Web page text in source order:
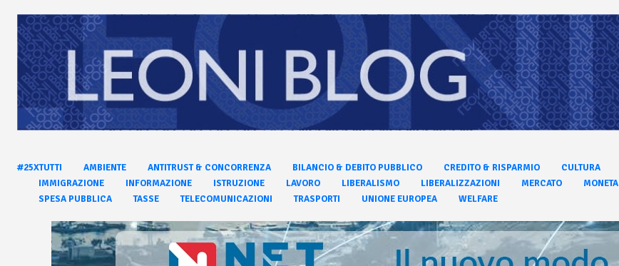
#25XTUTTI AMBIENTE ANTITRUST & CONCORRENZA BILANCIO & DEBITO PUBBLICO CREDITO & RISPARMIO CULTURA
IMMIGRAZIONE
INFORMAZIONE ISTRUZIONE LAVORO LIBERALISMO LIBERALIZZAZIONI MERCATO MONETA
SPESA PUBBLICA
TASSE TELECOMUNICAZIONI TRASPORTI UNIONE EUROPEA WELFARE